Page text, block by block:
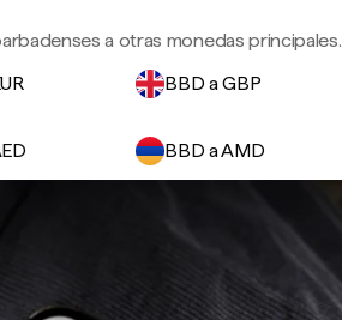
a otras monedas principales.
BBD a GBP
BBD a AMD